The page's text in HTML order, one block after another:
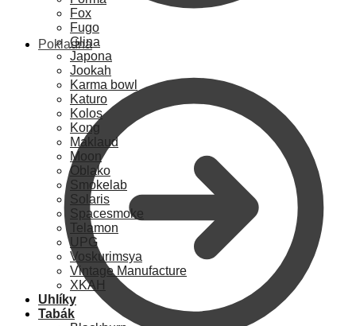
Pokladna
Fox
Fugo
Glina
Japona
Jookah
Karma bowl
Katuro
Kolos
Kong
Maklaud
Moon
Oblako
Smokelab
Solaris
Spacesmoke
Telamon
UPG
Voskurimsya
Vintage Manufacture
XKAH
Uhlíky
Tabák